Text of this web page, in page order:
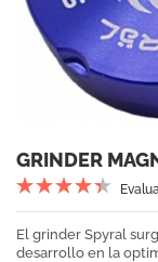
GRINDER
El grinder Spyral
desarrollo en la